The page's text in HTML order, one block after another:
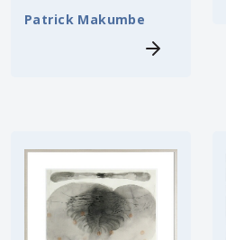
Patrick Makumbe